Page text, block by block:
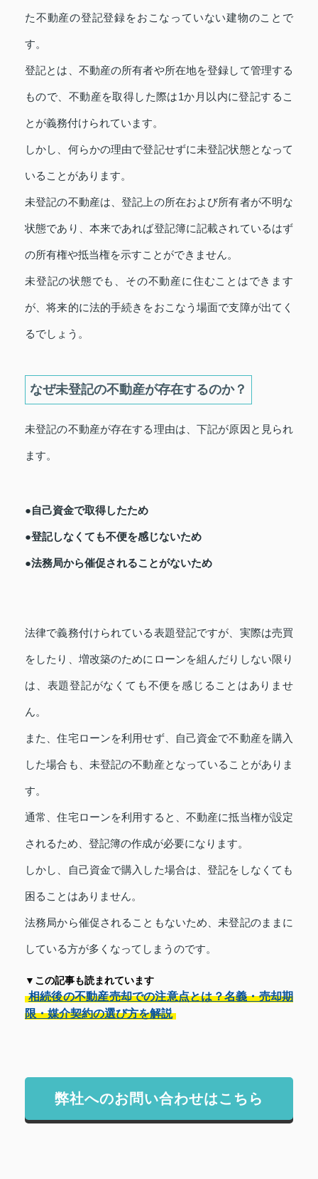
た不動産の登記登録をおこなっていない建物のことで
す。
登記とは、不動産の所有者や所在地を登録して管理する
もので、不動産を取得した際は1か月以内に登記するこ
とが義務付けられています。
しかし、何らかの理由で登記せずに未登記状態となって
いることがあります。
未登記の不動産は、登記上の所在および所有者が不明な
状態であり、本来であれば登記簿に記載されているはず
の所有権や抵当権を示すことができません。
未登記の状態でも、その不動産に住むことはできます
が、将来的に法的手続きをおこなう場面で支障が出てく
るでしょう。
なぜ未登記の不動産が存在するのか？
未登記の不動産が存在する理由は、下記が原因と見られ
ます。
●自己資金で取得したため
●登記しなくても不便を感じないため
●法務局から催促されることがないため
法律で義務付けられている表題登記ですが、実際は売買
をしたり、増改築のためにローンを組んだりしない限り
は、表題登記がなくても不便を感じることはありませ
ん。
また、住宅ローンを利用せず、自己資金で不動産を購入
した場合も、未登記の不動産となっていることがありま
す。
通常、住宅ローンを利用すると、不動産に抵当権が設定
されるため、登記簿の作成が必要になります。
しかし、自己資金で購入した場合は、登記をしなくても
困ることはありません。
法務局から催促されることもないため、未登記のままに
している方が多くなってしまうのです。
▼この記事も読まれています
相続後の不動産売却での注意点とは？名義・売却期
限・媒介契約の選び方を解説
弊社へのお問い合わせはこちら